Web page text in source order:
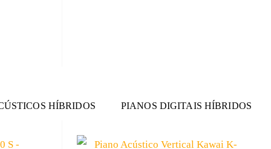
HÍBRIDOS PIANOS DIGITAIS HÍBRIDOS